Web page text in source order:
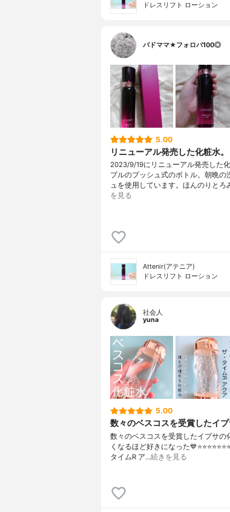
ドレスリフト ローション
バドママ★フォロバ100◎
5.00
リニューアル発売した化粧水。
2023/9/19にリニューアル発売した
プルのプッシュ式のボトル。朝晩の
ュを使用しています。ほんのりとろ
を見る
Attenir(アテニア)
ドレスリフト ローション
社会人
yuna
5.00
数々のベスコスを受賞したイ
数々のベスコスを受賞したイプサの
くなるほど好きになった
タイムR ア…続きを見る